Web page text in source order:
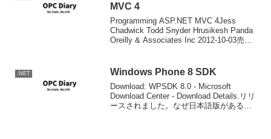
MVC 4
Programming ASP.NET MVC 4Jess
Chadwick Todd Snyder Hrusikesh Panda
Oreilly & Associates Inc 2012-10-03売り
.NET Windows Phone 8 SDK
Download: WPSDK 8.0 - Microsoft
Download Center - Download Details.リリ
ースされました。なぜ日本語版があるの